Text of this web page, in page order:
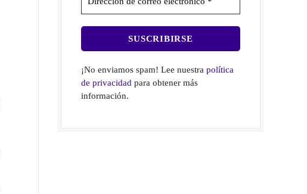
¡No enviamos spam! Lee nuestrapolítica
de privacidad para obtener más
información.